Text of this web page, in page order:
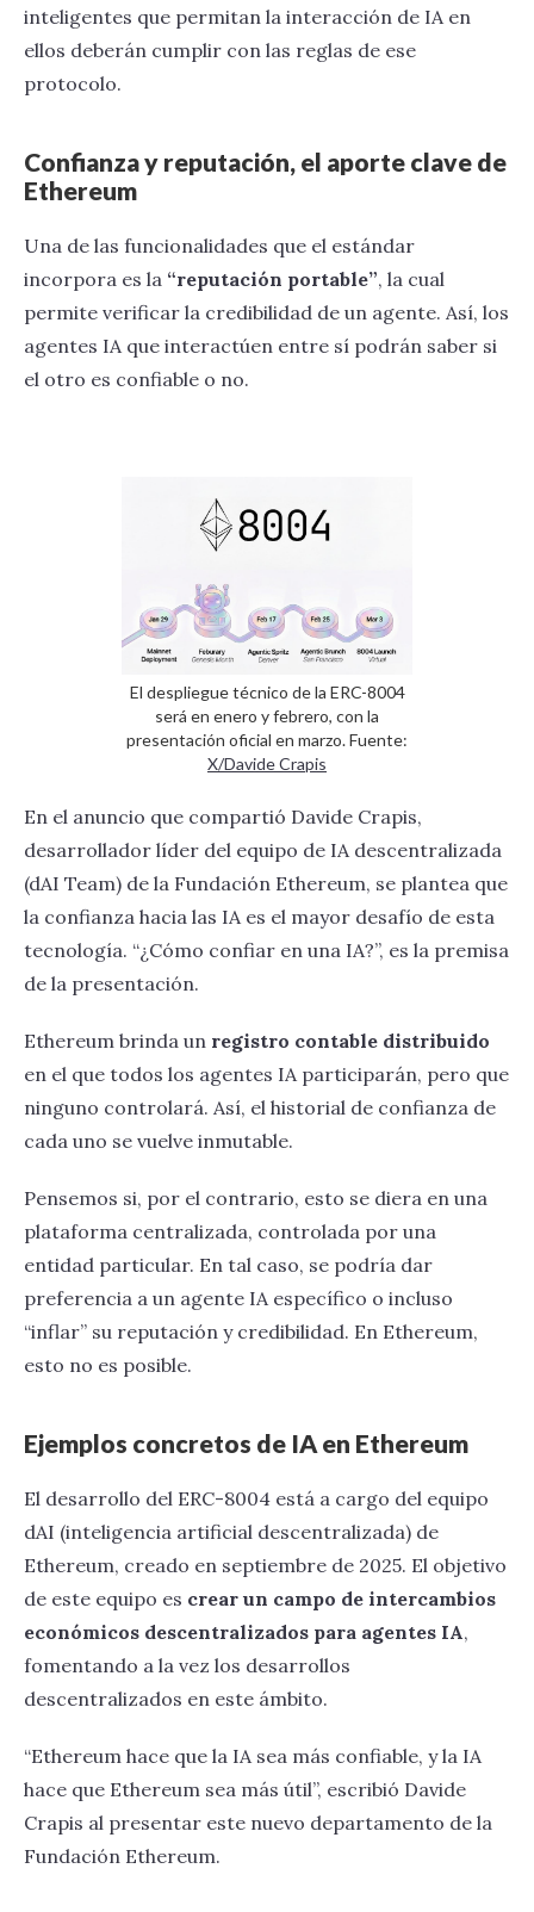
inteligentes que permitan la interacción de IA en
ellos deberán cumplir con las reglas de ese
protocolo.
Confianza y reputación, el aporte clave de
Ethereum
Una de las funcionalidades que el estándar
incorpora es la “reputación portable”, la cual
permite verificar la credibilidad de un agente. Así, los
agentes IA que interactúen entre sí podrán saber si
el otro es confiable o no.
El despliegue técnico de la ERC-8004
será en enero y febrero, con la
presentación oficial en marzo. Fuente:
X/Davide Crapis
En el anuncio que compartió Davide Crapis,
desarrollador líder del equipo de IA descentralizada
(dAI Team) de la Fundación Ethereum, se plantea que
la confianza hacia las IA es el mayor desafío de esta
tecnología. “¿Cómo confiar en una IA?”, es la premisa
de la presentación.
Ethereum brinda un registro contable distribuido
en el que todos los agentes IA participarán, pero que
ninguno controlará. Así, el historial de confianza de
cada uno se vuelve inmutable.
Pensemos si, por el contrario, esto se diera en una
plataforma centralizada, controlada por una
entidad particular. En tal caso, se podría dar
preferencia a un agente IA específico o incluso
“inflar” su reputación y credibilidad. En Ethereum,
esto no es posible.
Ejemplos concretos de IA en Ethereum
El desarrollo del ERC-8004 está a cargo del equipo
dAI (inteligencia artificial descentralizada) de
Ethereum, creado en septiembre de 2025. El objetivo
de este equipo es crear un campo de intercambios
económicos descentralizados para agentes IA,
fomentando a la vez los desarrollos
descentralizados en este ámbito.
“Ethereum hace que la IA sea más confiable, y la IA
hace que Ethereum sea más útil”, escribió Davide
Crapis al presentar este nuevo departamento de la
Fundación Ethereum.